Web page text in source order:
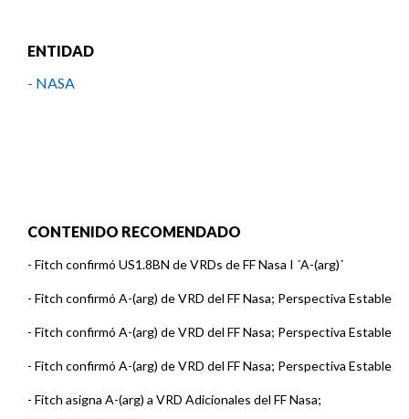
ENTIDAD
- NASA
CONTENIDO RECOMENDADO
- Fitch confirmó US1.8BN de VRDs de FF Nasa I ´A-(arg)´
- Fitch confirmó A-(arg) de VRD del FF Nasa; Perspectiva Estable
- Fitch confirmó A-(arg) de VRD del FF Nasa; Perspectiva Estable
- Fitch confirmó A-(arg) de VRD del FF Nasa; Perspectiva Estable
- Fitch asigna A-(arg) a VRD Adicionales del FF Nasa;